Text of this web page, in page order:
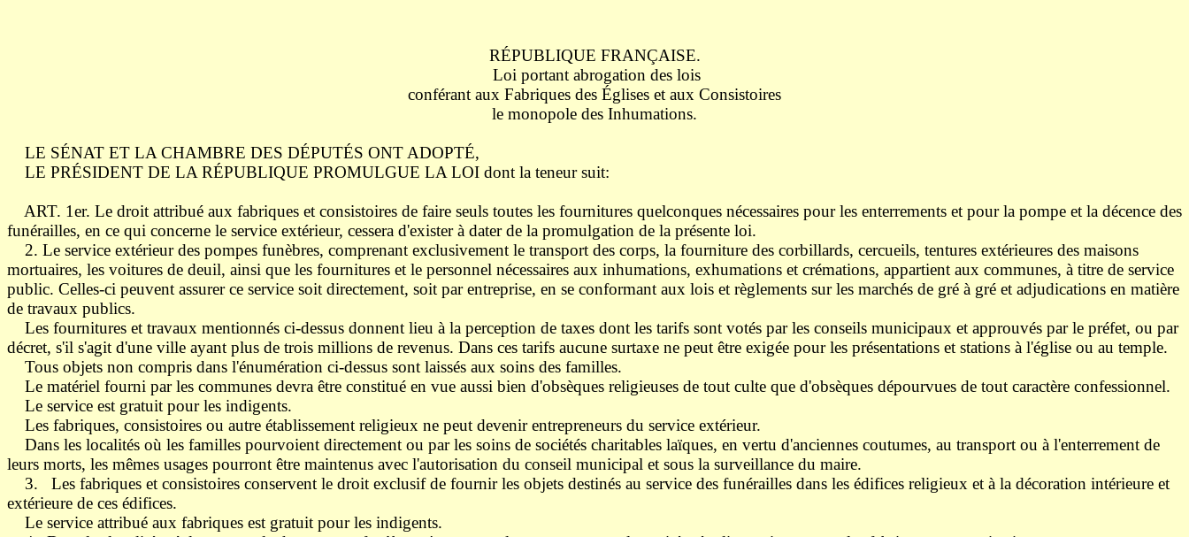
RÉPUBLIQUE FRANÇAISE.
Loi portant abrogation des lois
conférant aux Fabriques des Églises et aux Consistoires
le monopole des Inhumations.
LE SÉNAT ET LA CHAMBRE DES DÉPUTÉS ONT ADOPTÉ,
LE PRÉSIDENT DE LA RÉPUBLIQUE PROMULGUE LA LOI dont la teneur suit:
ART. 1er. Le droit attribué aux fabriques et consistoires de faire seuls toutes les fournitures quelconques nécessaires pour les enterrements et pour la pompe et la décence des
funérailles, en ce qui concerne le service extérieur, cessera d'exister à dater de la promulgation de la présente loi.
2. Le service extérieur des pompes funèbres, comprenant exclusivement le transport des corps, la fourniture des corbillards, cercueils, tentures extérieures des maisons
mortuaires, les voitures de deuil, ainsi que les fournitures et le personnel nécessaires aux inhumations, exhumations et crémations, appartient aux communes, à titre de service
public. Celles-ci peuvent assurer ce service soit directement, soit par entreprise, en se conformant aux lois et règlements sur les marchés de gré à gré et adjudications en matière
de travaux publics.
Les fournitures et travaux mentionnés ci-dessus donnent lieu à la perception de taxes dont les tarifs sont votés par les conseils municipaux et approuvés par le préfet, ou par
décret, s'il s'agit d'une ville ayant plus de trois millions de revenus. Dans ces tarifs aucune surtaxe ne peut être exigée pour les présentations et stations à l'église ou au temple.
Tous objets non compris dans l'énumération ci-dessus sont laissés aux soins des familles.
Le matériel fourni par les communes devra être constitué en vue aussi bien d'obsèques religieuses de tout culte que d'obsèques dépourvues de tout caractère confessionnel.
Le service est gratuit pour les indigents.
Les fabriques, consistoires ou autre établissement religieux ne peut devenir entrepreneurs du service extérieur.
Dans les localités où les familles pourvoient directement ou par les soins de sociétés charitables laïques, en vertu d'anciennes coutumes, au transport ou à l'enterrement de
leurs morts, les mêmes usages pourront être maintenus avec l'autorisation du conseil municipal et sous la surveillance du maire.
3. Les fabriques et consistoires conservent le droit exclusif de fournir les objets destinés au service des funérailles dans les édifices religieux et à la décoration intérieure et
extérieure de ces édifices.
Le service attribué aux fabriques est gratuit pour les indigents.